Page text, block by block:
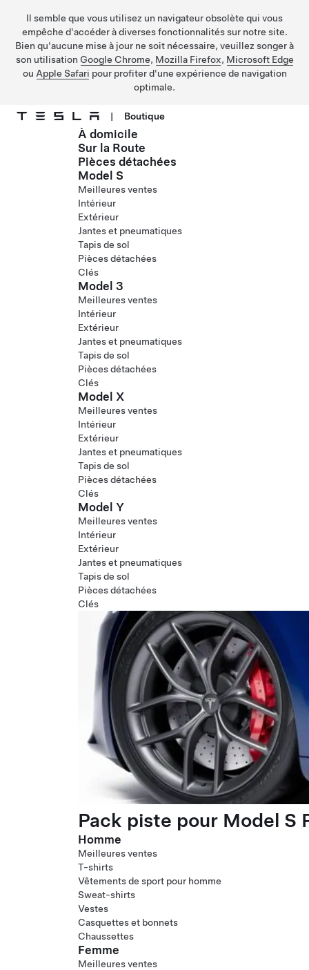
Il semble que vous utilisez un navigateur obsolète qui vous
empêche d'accéder à diverses fonctionnalités sur notre site.
Bien qu'aucune mise à jour ne soit nécessaire, veuillez songer à
son utilisation Google Chrome, Mozilla Firefox, Microsoft Edge
ou Apple Safari pour profiter d'une expérience de navigation
optimale.
Passer au contenu principal
| Boutique
À domicile
Sur la Route
Pièces détachées
Model S
Meilleures ventes
Intérieur
Extérieur
Jantes et pneumatiques
Tapis de sol
Pièces détachées
Clés
Model 3
Meilleures ventes
Intérieur
Extérieur
Jantes et pneumatiques
Tapis de sol
Pièces détachées
Clés
Model X
Meilleures ventes
Intérieur
Extérieur
Jantes et pneumatiques
Tapis de sol
Pièces détachées
Clés
Model Y
Meilleures ventes
Intérieur
Extérieur
Jantes et pneumatiques
Tapis de sol
Pièces détachées
Clés
Pack piste pour Model S
Homme
Meilleures ventes
T-shirts
Vêtements de sport pour homme
Sweat-shirts
Vestes
Casquettes et bonnets
Chaussettes
Femme
Meilleures ventes